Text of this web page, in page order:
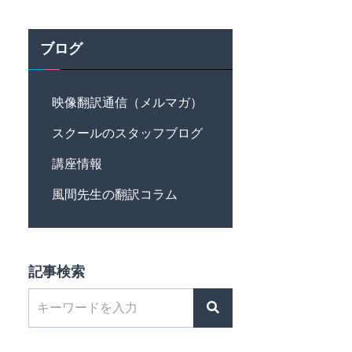
ブログ
映像翻訳通信（メルマガ）
スクールのスタッフブログ
講座情報
風間先生の翻訳コラム
記事検索